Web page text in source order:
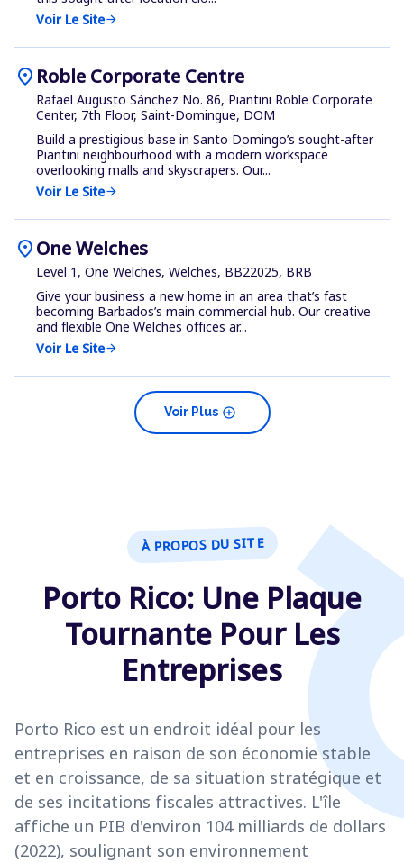
Voir Le Sitearrow_forward
location_on Roble Corporate Centre
Rafael Augusto Sánchez No. 86, Piantini Roble Corporate
Center, 7th Floor, Saint-Domingue, DOM
Build a prestigious base in Santo Domingo’s sought-after
Piantini neighbourhood with a modern workspace
overlooking malls and skyscrapers. Our...
Voir Le Sitearrow_forward
location_onOne Welches
Level 1, One Welches, Welches, BB22025, BRB
Give your business a new home in an area that’s fast
becoming Barbados’s main commercial hub. Our creative
and flexible One Welches offices ar...
Voir Le Sitearrow_forward
add_circle
Voir Plus
À PROPOS DU SITE
Porto Rico: Une Plaque
Tournante Pour Les
Entreprises
Porto Rico est un endroit idéal pour les
entreprises en raison de son économie stable
et en croissance, de sa situation stratégique et
de ses incitations fiscales attractives. L'île
affiche un PIB d'environ 104 milliards de dollars
(2022), soulignant son environnement